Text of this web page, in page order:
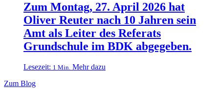
Zum Montag, 27. April 2026 hat
Oliver Reuter nach 10 Jahren sein
Amt als Leiter des Referats
Grundschule im BDK abgegeben.
Lesezeit: 1 Min. Mehr dazu
Zum Blog